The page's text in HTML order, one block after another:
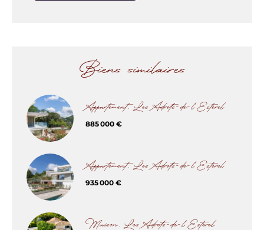
Biens similaires
Appartement, Les Adrets-de-l'Estérel
885 000 €
Appartement, Les Adrets-de-l'Estérel
935 000 €
Maison, Les Adrets-de-l'Estérel